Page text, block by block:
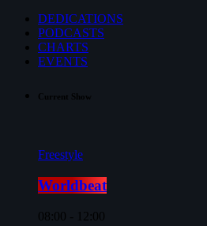
DEDICATIONS
PODCASTS
CHARTS
EVENTS
Current Show
Freestyle
Worldbeat
08:00 - 12:00